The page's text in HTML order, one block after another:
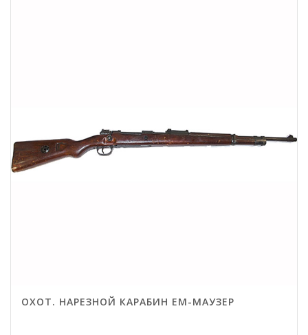
ОХОТ. НАРЕЗНОЙ КАРАБИН EM-МАУЗЕР